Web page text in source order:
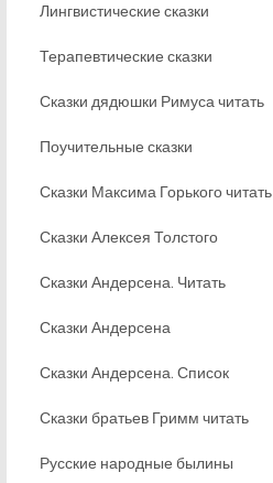
Лингвистические сказки
Терапевтические сказки
Сказки дядюшки Римуса читать
Поучительные сказки
Сказки Максима Горького читать
Сказки Алексея Толстого
Сказки Андерсена. Читать
Сказки Андерсена
Сказки Андерсена. Список
Сказки братьев Гримм читать
Русские народные былины